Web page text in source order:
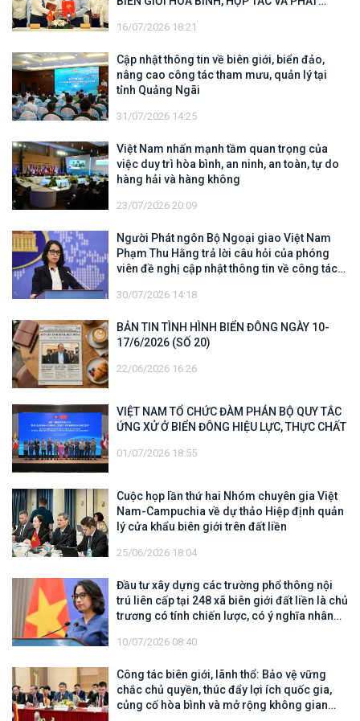
16/07/2026 18:21
Cập nhật thông tin về biên giới, biển đảo,
nâng cao công tác tham mưu, quản lý tại
tỉnh Quảng Ngãi
31/07/2026 14:25
Việt Nam nhấn mạnh tầm quan trọng của
việc duy trì hòa bình, an ninh, an toàn, tự do
hàng hải và hàng không
23/07/2026 20:09
Người Phát ngôn Bộ Ngoại giao Việt Nam
Phạm Thu Hằng trả lời câu hỏi của phóng
viên đề nghị cập nhật thông tin về công tác
trên tàu Khôi Nguyên 18
30/07/2026 14:18
BẢN TIN TÌNH HÌNH BIỂN ĐÔNG NGÀY 10-
17/6/2026 (SỐ 20)
22/06/2026 16:26
VIỆT NAM TỔ CHỨC ĐÀM PHÁN BỘ QUY TẮC
ỨNG XỬ Ở BIỂN ĐÔNG HIỆU LỰC, THỰC CHẤT
01/07/2026 18:55
Cuộc họp lần thứ hai Nhóm chuyên gia Việt
Nam-Campuchia về dự thảo Hiệp định quản
lý cửa khẩu biên giới trên đất liền
25/06/2026 18:04
Đầu tư xây dựng các trường phổ thông nội
trú liên cấp tại 248 xã biên giới đất liền là chủ
trương có tính chiến lược, có ý nghĩa nhân
10/07/2026 08:40
Công tác biên giới, lãnh thổ: Bảo vệ vững
chắc chủ quyền, thúc đẩy lợi ích quốc gia,
củng cố hòa bình và mở rộng không gian